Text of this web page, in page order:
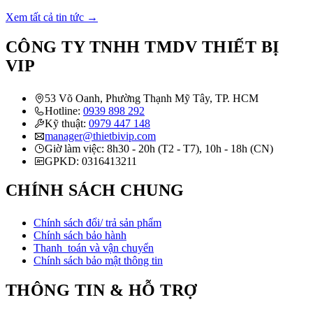
Xem tất cả tin tức →
CÔNG TY TNHH TMDV THIẾT BỊ
VIP
53 Võ Oanh, Phường Thạnh Mỹ Tây, TP. HCM
Hotline: 0939 898 292
Kỹ thuật: 0979 447 148
manager@thietbivip.com
Giờ làm việc: 8h30 - 20h (T2 - T7), 10h - 18h (CN)
GPKD: 0316413211
CHÍNH SÁCH CHUNG
Chính sách đổi/ trả sản phẩm
Chính sách bảo hành
Thanh toán và vận chuyển
Chính sách bảo mật thông tin
THÔNG TIN & HỖ TRỢ